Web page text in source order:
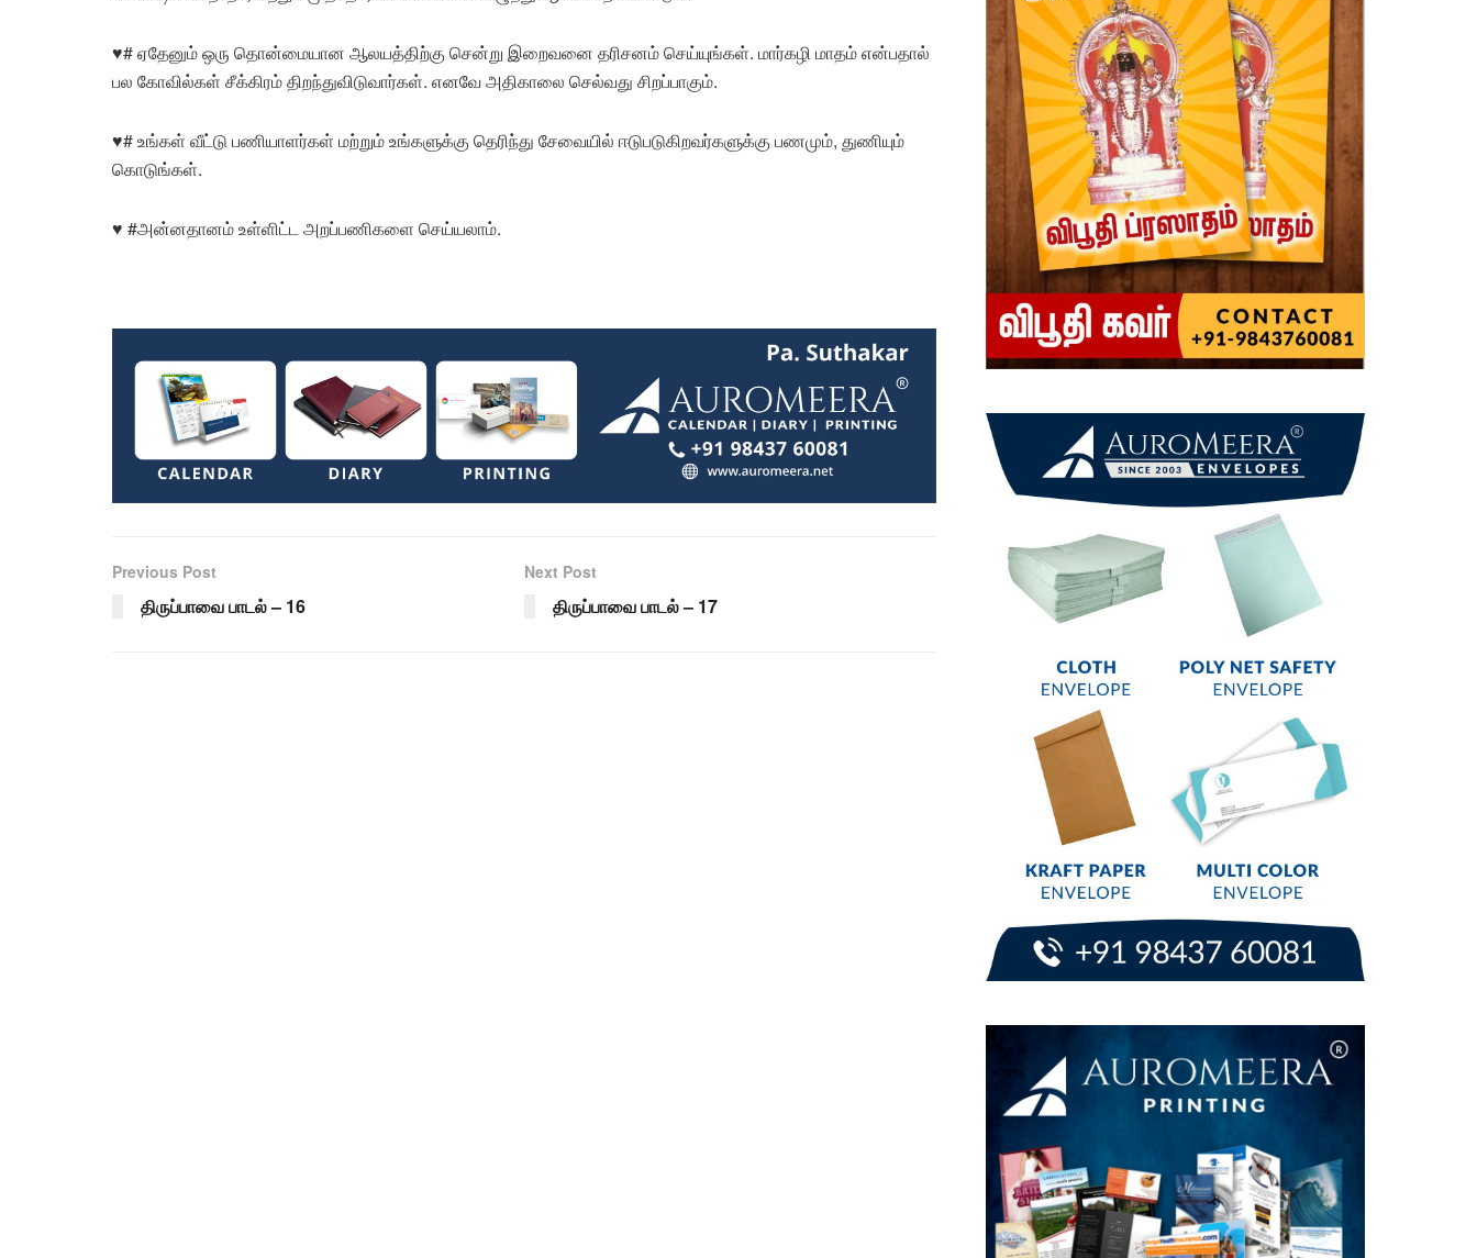
♥#ஏதேனும் ஒரு தொன்மையான ஆலயத்திற்கு சென்று இறைவனை தரிசனம் செய்யுங்கள். மார்கழி மாதம் என்பதால்
பல கோவில்கள் சீக்கிரம் திறந்துவிடுவார்கள். எனவே அதிகாலை செல்வது சிறப்பாகும்.
♥#உங்கள் வீட்டு பணியாளர்கள் மற்றும் உங்களுக்கு தெரிந்து சேவையில் ஈடுபடுகிறவர்களுக்கு பணமும், துணியும்
கொடுங்கள்.
♥ #அன்னதானம் உள்ளிட்ட அறப்பணிகளை செய்யலாம்.
Previous Post
திருப்பாவை பாடல் – 16
Next Post
திருப்பாவை பாடல் – 17